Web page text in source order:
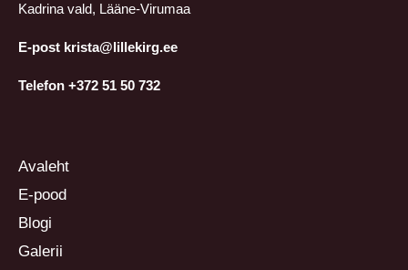
Kadrina vald, Lääne-Virumaa
E-post krista@lillekirg.ee
Telefon +372 51 50 732
Avaleht
E-pood
Blogi
Galerii